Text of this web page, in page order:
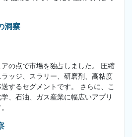
洞察
の点で市場を独占しました。 圧縮
ッジ、スラリー、研磨剤、高粘度
するセグメントです。 さらに、こ
、石油、ガス産業に幅広いアプリ